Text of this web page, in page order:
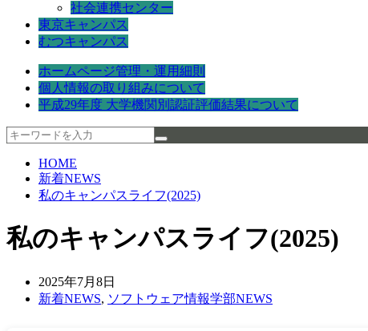
社会連携センター
東京キャンパス
むつキャンパス
ホームページ管理・運用細則
個人情報の取り組みについて
平成29年度 大学機関別認証評価結果について
HOME
新着NEWS
私のキャンパスライフ(2025)
私のキャンパスライフ(2025)
2025年7月8日
新着NEWS, ソフトウェア情報学部NEWS